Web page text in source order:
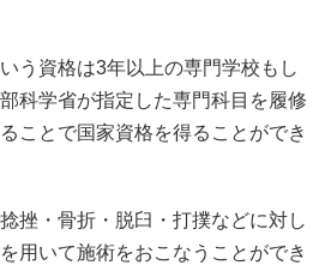
う資格は3年以上の専門学校もし
科学省が指定した専門科目を履修
ことで国家資格を得ることができ
挫・骨折・脱臼・打撲などに対し
用いて施術をおこなうことができ